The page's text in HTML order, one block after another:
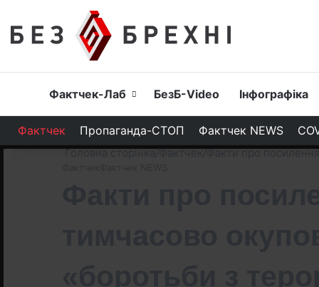
Головна
Фактчек-Лаб БезБ-Video Інфографіка
Фактчек Пропаганда-СТОП Фактчек NEWS
Головна сторінка/Фактчек/Факти про
тимчасово